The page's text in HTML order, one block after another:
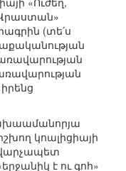
(տե՛ս
կոալիցիայի
է ու գոհ»